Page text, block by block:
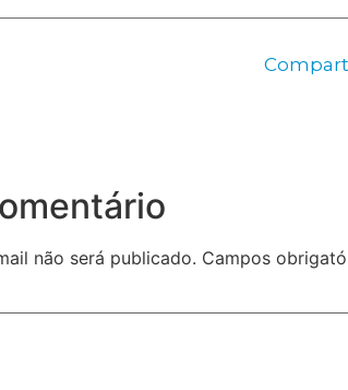
não será publicado. Campos